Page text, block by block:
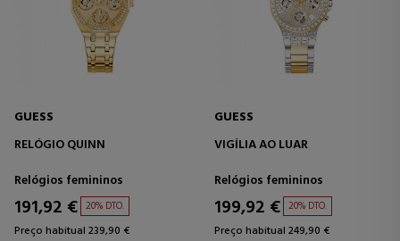
GUESS
RELÓGIO QUINN
Relógios femininos
191,92 € 20% DTO.
Preço habitual 239,90 €
GUESS
VIGÍLIA AO LUAR
Relógios femininos
199,92 € 20% DTO.
Preço habitual 249,90 €